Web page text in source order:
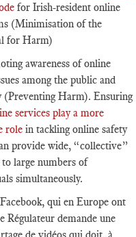
for Irish-resident online
(Minimisation of the
for Harm)
awareness of online
among the public and
(Preventing Harm). Ensuring
services play a more
role in tackling online safety
provide wide, “collective”
to large numbers of
simultaneously.
qui en Europe ont
Régulateur demande une